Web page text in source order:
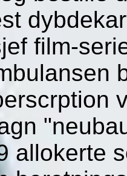
film-
allokerte